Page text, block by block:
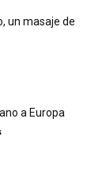
un masaje de
a Europa